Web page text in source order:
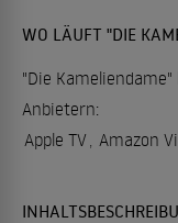
WO LÄUFT "DIE
"Die
Anbietern:
Apple TV, Amazon